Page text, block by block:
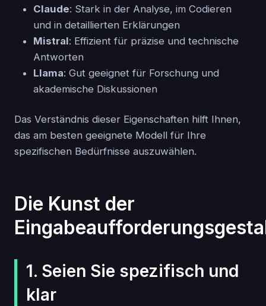
Claude: Stark in der Analyse, im Codieren
und in detaillierten Erklärungen
Mistral: Effizient für präzise und technische
Antworten
Llama: Gut geeignet für Forschung und
akademische Diskussionen
Das Verständnis dieser Eigenschaften hilft Ihnen,
das am besten geeignete Modell für Ihre
spezifischen Bedürfnisse auszuwählen.
Die Kunst der
1. Seien Sie spezifisch und
klar